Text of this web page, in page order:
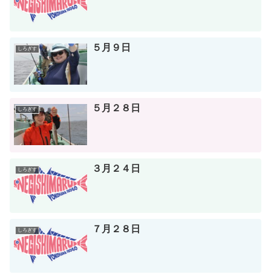
しろぎす ５月９日
しろぎす ５月２８日
しろぎす ３月２４日
しろぎす ７月２８日